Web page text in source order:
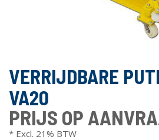
VERRIJDBARE
VA20
PRIJS OP
* Excl. 21% BTW